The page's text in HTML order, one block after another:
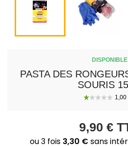
DISPONIBLE
PASTA DES
SOURIS
9,90 €